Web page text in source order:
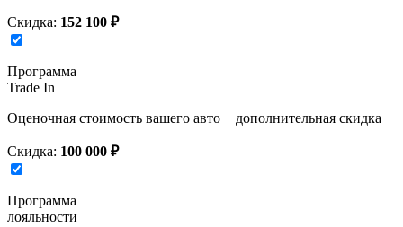
Скидка: 152 100 ₽
Программа
Trade In
Оценочная стоимость вашего авто + дополнительная скидка
Скидка: 100 000 ₽
Программа
лояльности